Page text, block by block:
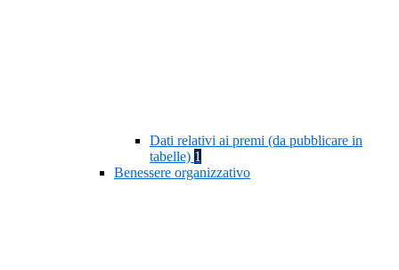
Dati relativi ai premi (da pubblicare in
tabelle) 1
Benessere organizzativo